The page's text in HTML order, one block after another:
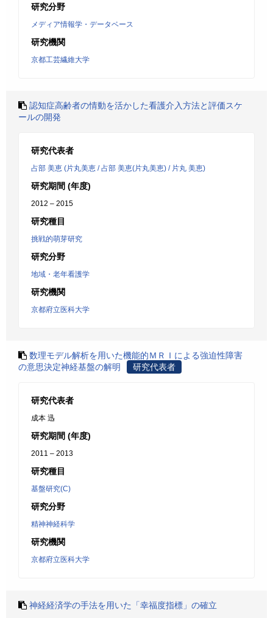
研究分野
メディア情報学・データベース
研究機関
京都工芸繊維大学
認知症高齢者の情動を活かした看護介入方法と評価スケ
ールの開発
研究代表者
占部 美恵 (片丸美恵 / 占部 美恵(片丸美恵) / 片丸 美恵)
研究期間 (年度)
2012 – 2015
研究種目
挑戦的萌芽研究
研究分野
地域・老年看護学
研究機関
京都府立医科大学
数理モデル解析を用いた機能的ＭＲＩによる強迫性障害
の意思決定神経基盤の解明
研究代表者
研究代表者
成本 迅
研究期間 (年度)
2011 – 2013
研究種目
基盤研究(C)
研究分野
精神神経科学
研究機関
京都府立医科大学
神経経済学の手法を用いた「幸福度指標」の確立